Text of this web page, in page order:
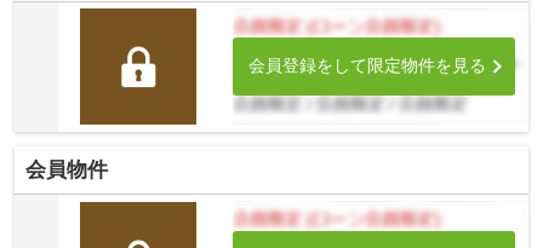
会員登録をして限定物件を見る
会員物件